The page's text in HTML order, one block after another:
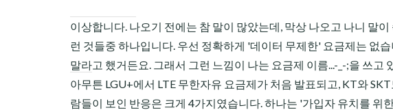
이상합니다. 나오기 전에는 참 말이 많았는데, 막상 나오고 나니 말
런 것들중 하나입니다. 우선 정확하게 '데이터 무제한' 요금제는 없
말라고 했거든요. 그래서 그런 느낌이 나는 요금제 이름...-_-;을 쓰고
아무튼 LGU+에서 LTE 무한자유 요금제가 처음 발표되고, KT와
람들이 보인 반응은 크게 4가지였습니다. 하나는 '가입자 유치를 위